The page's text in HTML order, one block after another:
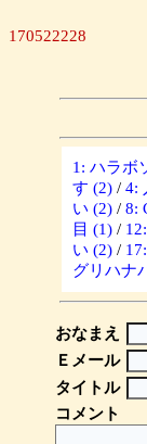
170522228
1: ハラボ
す (2) / 4:
い (2) / 8:
目 (1) /
い (2) /
グリハナ
おなまえ
Ｅメール
タイトル
コメント